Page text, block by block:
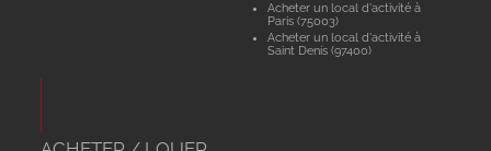
Acheter un local d'activité à
Paris (75003)
Acheter un local d'activité à
Saint Denis (97400)